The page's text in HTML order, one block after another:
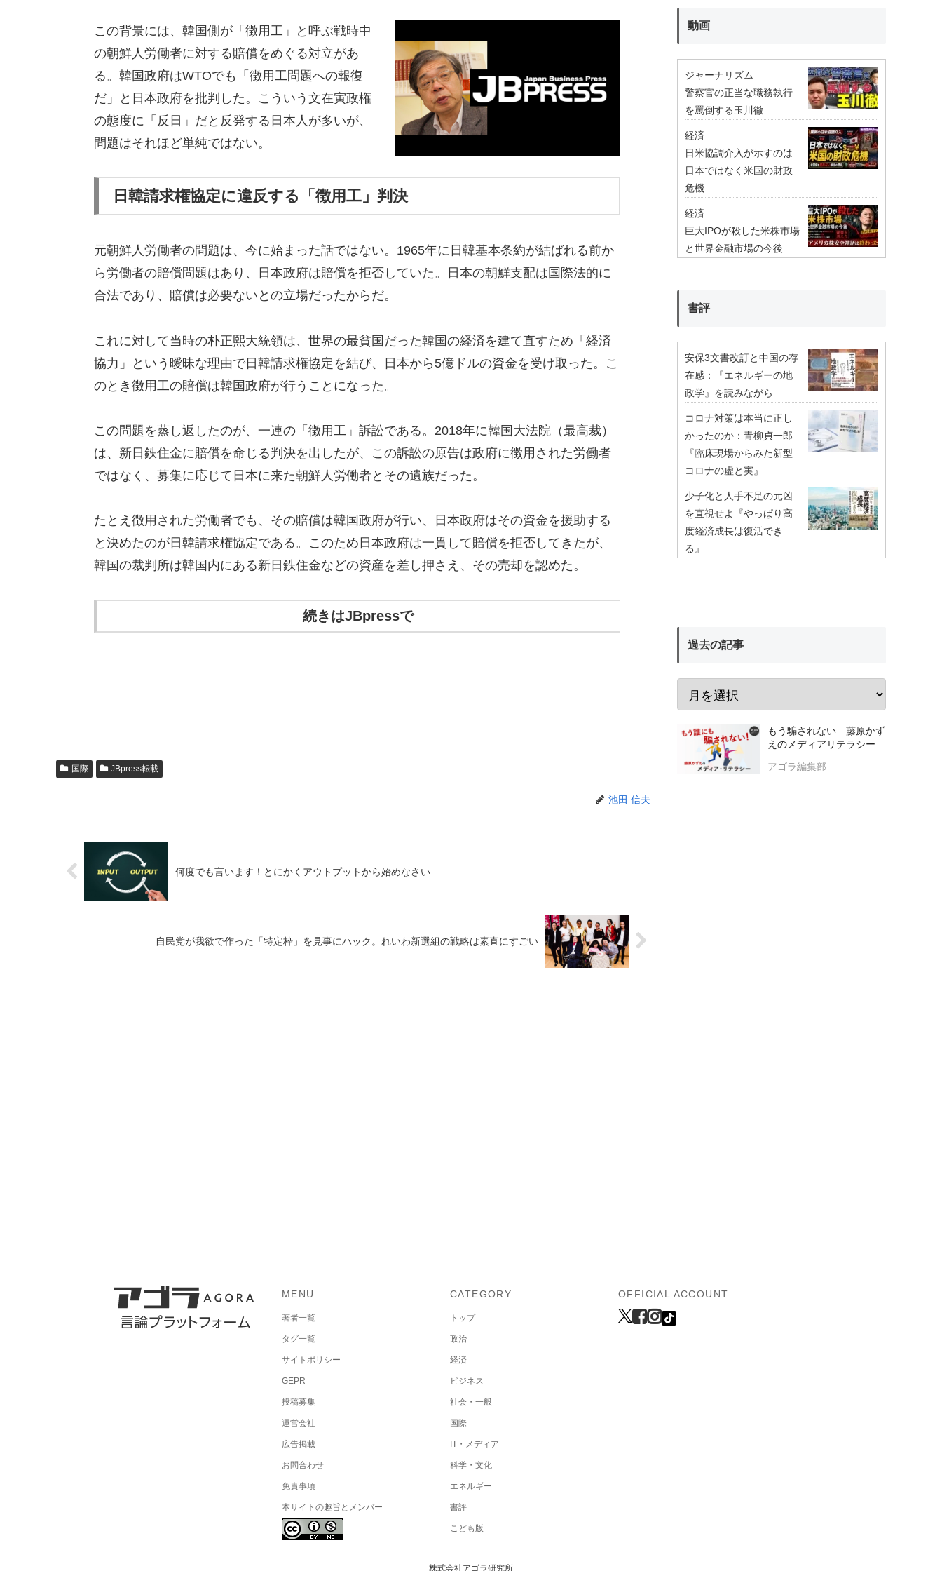
この背景には、韓国側が「徴用工」と呼ぶ戦時中
の朝鮮人労働者に対する賠償をめぐる対立があ
る。韓国政府はWTOでも「徴用工問題への報復
だ」と日本政府を批判した。こういう文在寅政権
の態度に「反日」だと反発する日本人が多いが、
問題はそれほど単純ではない。
日韓請求権協定に違反する「徴用工」判決
元朝鮮人労働者の問題は、今に始まった話ではない。1965年に日韓基本条約が結ばれる前か
ら労働者の賠償問題はあり、日本政府は賠償を拒否していた。日本の朝鮮支配は国際法的に
合法であり、賠償は必要ないとの立場だったからだ。
これに対して当時の朴正熙大統領は、世界の最貧国だった韓国の経済を建て直すため「経済
協力」という曖昧な理由で日韓請求権協定を結び、日本から5億ドルの資金を受け取った。こ
のとき徴用工の賠償は韓国政府が行うことになった。
この問題を蒸し返したのが、一連の「徴用工」訴訟である。2018年に韓国大法院（最高裁）
は、新日鉄住金に賠償を命じる判決を出したが、この訴訟の原告は政府に徴用された労働者
ではなく、募集に応じて日本に来た朝鮮人労働者とその遺族だった。
たとえ徴用された労働者でも、その賠償は韓国政府が行い、日本政府はその資金を援助する
と決めたのが日韓請求権協定である。このため日本政府は一貫して賠償を拒否してきたが、
韓国の裁判所は韓国内にある新日鉄住金などの資産を差し押さえ、その売却を認めた。
続きはJBpressで
国際 JBpress転載
池田 信夫
何度でも言います！とにかくアウトプットから始めなさい
自民党が我欲で作った「特定枠」を見事にハック。れいわ新選組の戦略は素直にすごい
動画
ジャーナリズム
警察官の正当な職務執行
を罵倒する玉川徹
経済
日米協調介入が示すのは
日本ではなく米国の財政
危機
経済
巨大IPOが殺した米株市場
と世界金融市場の今後
書評
安保3文書改訂と中国の存
在感：『エネルギーの地
政学』を読みながら
コロナ対策は本当に正し
かったのか：青柳貞一郎
『臨床現場からみた新型
コロナの虚と実』
少子化と人手不足の元凶
を直視せよ『やっぱり高
度経済成長は復活でき
る』
過去の記事
もう騙されない 藤原かず
えのメディアリテラシー
アゴラ編集部
MENU
著者一覧
タグ一覧
サイトポリシー
GEPR
投稿募集
運営会社
広告掲載
お問合わせ
免責事項
本サイトの趣旨とメンバー
CATEGORY
トップ
政治
経済
ビジネス
社会・一般
国際
IT・メディア
科学・文化
エネルギー
書評
こども版
OFFICIAL ACCOUNT
株式会社アゴラ研究所